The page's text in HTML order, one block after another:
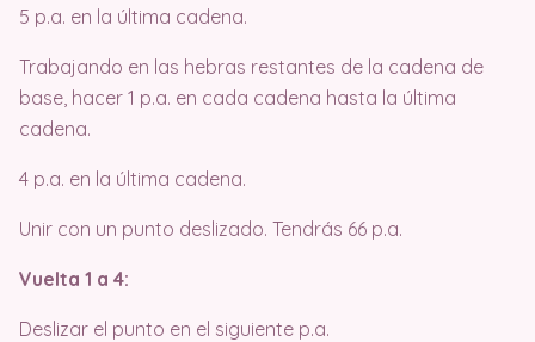
5 p.a. en la última cadena.
Trabajando en las hebras restantes de la cadena de
base, hacer 1 p.a. en cada cadena hasta la última
cadena.
4 p.a. en la última cadena.
Unir con un punto deslizado. Tendrás 66 p.a.
Vuelta 1 a 4:
Deslizar el punto en el siguiente p.a.